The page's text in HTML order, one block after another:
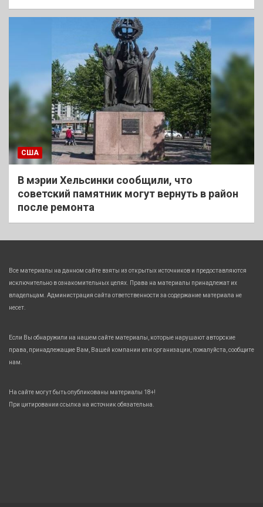
США
В мэрии Хельсинки сообщили, что
советский памятник могут вернуть в район
после ремонта
Все материалы на данном сайте взяты из открытых источников и предоставляются
исключительно в ознакомительных целях. Права на материалы принадлежат их
владельцам. Администрация сайта ответственности за содержание материала не
несет.
Если Вы обнаружили на нашем сайте материалы, которые нарушают авторские
права, принадлежащие Вам, Вашей компании или организации, пожалуйста, сообщите
нам.
На сайте могут быть опубликованы материалы 18+!
При цитировании ссылка на источник обязательна.